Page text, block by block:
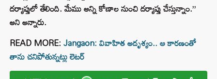
దర్యాప్తులో తేలింది. మేము అన్ని కోణాల నుంచి దర్యాప్తు చేస్తున్నాం.”
అని అన్నారు.
READ MORE:Jangaon: వివాహిత అదృశ్యం.. ఆ కారణంతో
తాను చనిపోతున్నట్లు లెటర్